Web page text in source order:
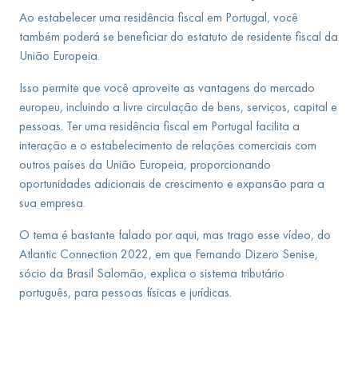
Ao estabelecer uma residência fiscal em Portugal, você
também poderá se beneficiar do estatuto de residente fiscal da
União Europeia.
Isso permite que você aproveite as vantagens do mercado
europeu, incluindo a livre circulação de bens, serviços, capital e
pessoas. Ter uma residência fiscal em Portugal facilita a
interação e o estabelecimento de relações comerciais com
outros países da União Europeia, proporcionando
oportunidades adicionais de crescimento e expansão para a
sua empresa.
O tema é bastante falado por aqui, mas trago esse vídeo, do
Atlantic Connection 2022, em que Fernando Dizero Senise,
sócio da Brasil Salomão, explica o sistema tributário
português, para pessoas físicas e jurídicas.